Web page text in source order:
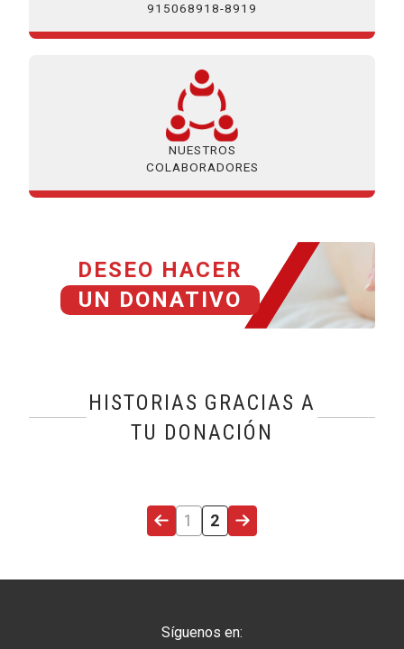
915068918-8919
NUESTROS
COLABORADORES
DESEO HACER
UN DONATIVO
HISTORIAS GRACIAS A
TU DONACIÓN
@name, visualizando página 2 de 2
PÁGINA ANTERIOR
PÁGINA
1 PÁGINA ACTUAL
2 PRIMERA PÁGINA
Síguenos en: